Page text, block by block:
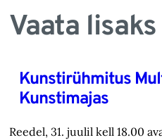
Vaata lisaks
Kunstirühmitus
Kunstimajas
Reedel, 31. juulil kell 18.00